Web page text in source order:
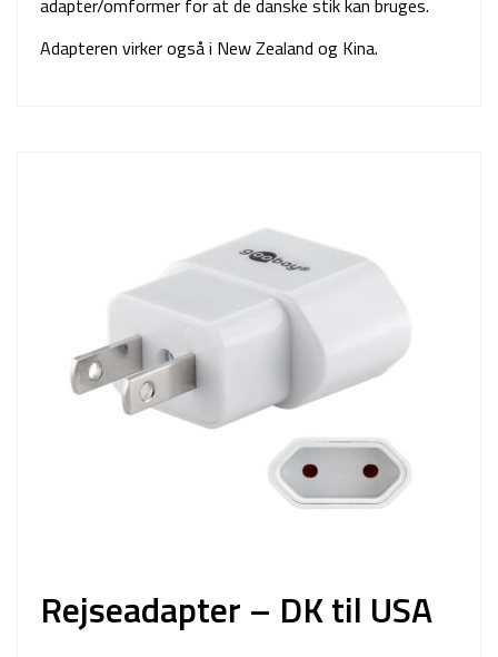
adapter/omformer for at de danske stik kan bruges.
Adapteren virker også i New Zealand og Kina.
Rejseadapter – DK til USA